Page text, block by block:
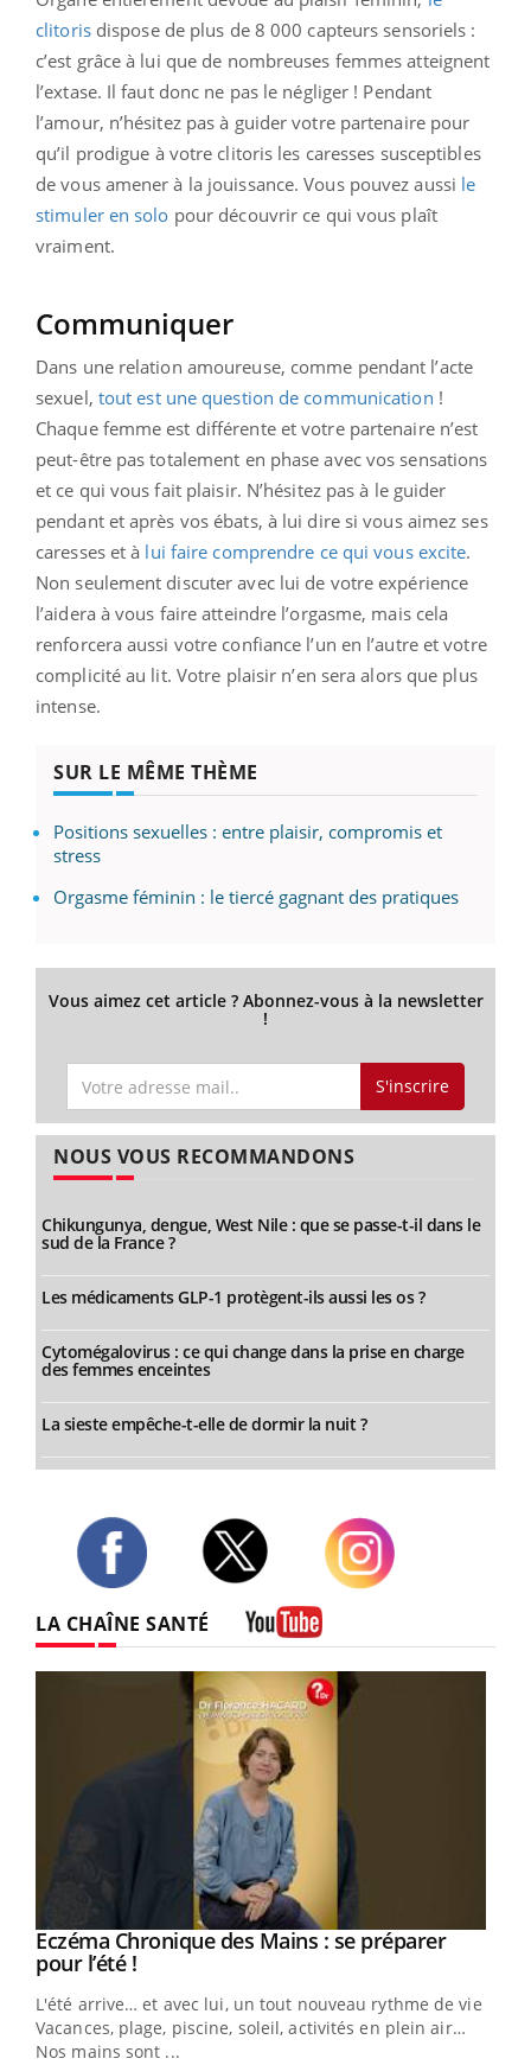
clitorisdispose de plus de 8 000 capteurs sensoriels :
c’est grâce à lui que de nombreuses femmes atteignent
l’extase. Il faut donc ne pas le négliger ! Pendant
l’amour, n’hésitez pas à guider votre partenaire pour
qu’il prodigue à votre clitoris les caresses susceptibles
de vous amener à la jouissance. Vous pouvez aussi le
stimuler en solo pour découvrir ce qui vous plaît
vraiment.
Communiquer
Dans une relation amoureuse, comme pendant l’acte
sexuel, tout est une question de communication !
Chaque femme est différente et votre partenaire n’est
peut-être pas totalement en phase avec vos sensations
et ce qui vous fait plaisir. N’hésitez pas à le guider
pendant et après vos ébats, à lui dire si vous aimez ses
caresses et à lui faire comprendre ce qui vous excite.
Non seulement discuter avec lui de votre expérience
l’aidera à vous faire atteindre l’orgasme, mais cela
renforcera aussi votre confiance l’un en l’autre et votre
complicité au lit. Votre plaisir n’en sera alors que plus
intense.
SUR LE MÊME THÈME
Positions sexuelles : entre plaisir, compromis et
stress
Orgasme féminin : le tiercé gagnant des pratiques
Vous aimez cet article ? Abonnez-vous à la newsletter
!
S'inscrire
NOUS VOUS RECOMMANDONS
Chikungunya, dengue, West Nile : que se passe-t-il dans le
sud de la France ?
Les médicaments GLP-1 protègent-ils aussi les os ?
Cytomégalovirus : ce qui change dans la prise en charge
des femmes enceintes
La sieste empêche-t-elle de dormir la nuit ?
LA CHAÎNE SANTÉ
Youtube
Eczéma Chronique des Mains : se préparer
pour l’été !Youtube
L'été arrive… et avec lui, un tout nouveau rythme de vie !
Vacances, plage, piscine, soleil, activités en plein air…
Nos mains sont ...